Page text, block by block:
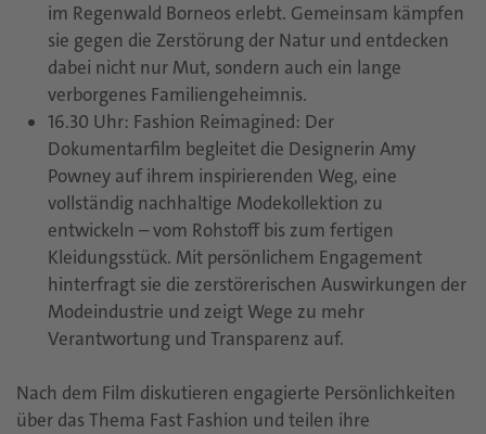
im Regenwald Borneos erlebt. Gemeinsam kämpfen
sie gegen die Zerstörung der Natur und entdecken
dabei nicht nur Mut, sondern auch ein lange
verborgenes Familiengeheimnis.
16.30 Uhr: Fashion Reimagined: Der
Dokumentarfilm begleitet die Designerin Amy
Powney auf ihrem inspirierenden Weg, eine
vollständig nachhaltige Modekollektion zu
entwickeln – vom Rohstoff bis zum fertigen
Kleidungsstück. Mit persönlichem Engagement
hinterfragt sie die zerstörerischen Auswirkungen der
Modeindustrie und zeigt Wege zu mehr
Verantwortung und Transparenz auf.
Nach dem Film diskutieren engagierte Persönlichkeiten
über das Thema Fast Fashion und teilen ihre